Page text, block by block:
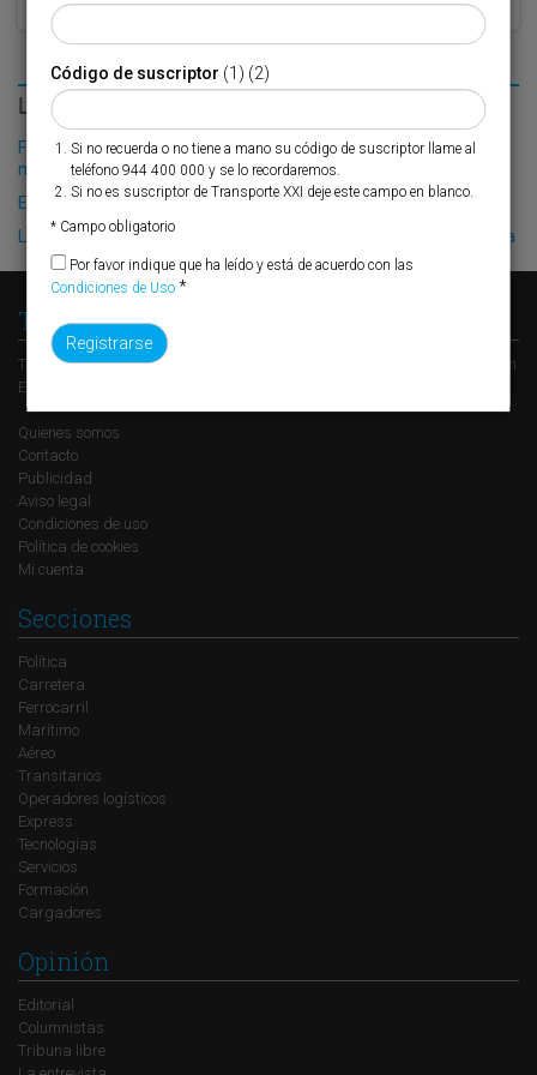
LO MÁS LEÍDO
Fribasa refuerza su logística con la puesta en marcha de una
nueva base en Vizcaya
El Puerto de Valencia crecerá en oferta ro-pax
La mexicana Pemex mueve ficha para desembarcar en La Coruña
Transporte XXI
Transporte XXI es el periódico de referencia del transporte y la logística en
España, perteneciente al Grupo XXI de Comunicación Empresarial.
Quienes somos
Contacto
Publicidad
Aviso legal
Condiciones de uso
Política de cookies
Mi cuenta
Secciones
Política
Carretera
Ferrocarril
Marítimo
Aéreo
Transitarios
Operadores logísticos
Express
Tecnologías
Servicios
Formación
Cargadores
Opinión
Editorial
Columnistas
Tribuna libre
Código de suscriptor (1) (2)
Si no recuerda o no tiene a mano su código de suscriptor llame al
teléfono 944 400 000 y se lo recordaremos.
Si no es suscriptor de Transporte XXI deje este campo en blanco.
* Campo obligatorio
Por favor indique que ha leído y está de acuerdo con las
Condiciones de Uso *